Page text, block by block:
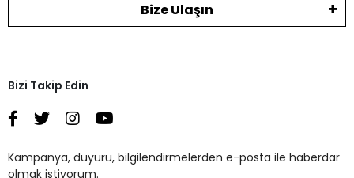
Bize Ulaşın
Bizi Takip Edin
Kampanya, duyuru, bilgilendirmelerden e-posta ile haberdar
olmak istiyorum.